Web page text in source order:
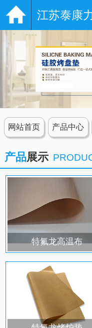
江苏泰康
网站首页 产品中心
产品展示
特氟龙高温布